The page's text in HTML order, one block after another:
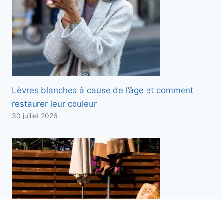
Lèvres blanches à cause de l’âge et comment
restaurer leur couleur
30 juillet 2026